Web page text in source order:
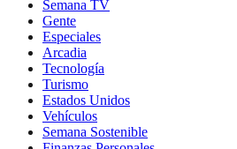
Semana TV
Gente
Especiales
Arcadia
Tecnología
Turismo
Estados Unidos
Vehículos
Semana Sostenible